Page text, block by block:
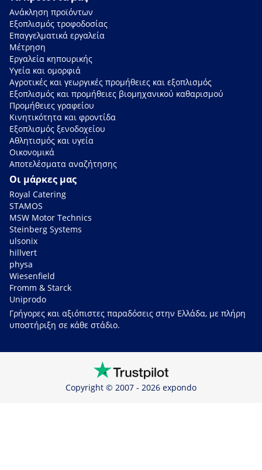
Ανάκληση προϊόντων
Εξοπλισμός τροφοδοσίας
Επαγγελματικά εργαλεία
Μέτρηση
Εργαλεία κηπουρικής
Υγεία και ομορφιά
Αγροτικές και γεωργικές προμήθειες και εξοπλισμός
Εξοπλισμός και προμήθειες βιομηχανικού καθαρισμού
Προμήθειες γραφείου
Κινητικότητα και φροντίδα
Εξοπλισμός ξενοδοχείου
Αθλητισμός και υγεία
Οικονομικά
Αποτελέσματα αναζήτησης
Οι μάρκες μας
Royal Catering
STAMOS
MSW Motor Technics
Steinberg Systems
ulsonix
hillvert
physa
Wiesenfield
Fromm & Starck
Uniprodo
Γρήγορες και αξιόπιστες παραδόσεις στην Ελλάδα, με πλήρη
υποστήριξη σε κάθε στάδιο.
Copyright © 2007 - 2026 expondo